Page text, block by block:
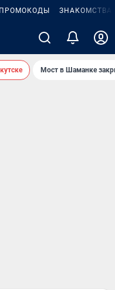
ПРОМОКОДЫ ЗНАКОМСТВА
Мост в Шаманке